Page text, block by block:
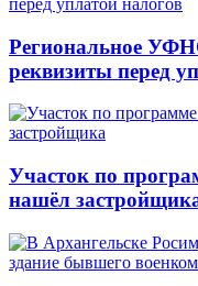
Региональное
реквизиты перед
Участок по
нашёл